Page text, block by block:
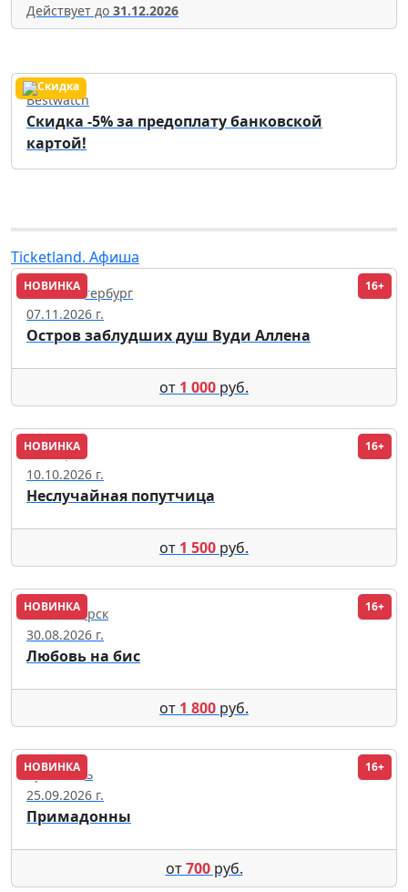
Действует до 31.12.2026
Bestwatch
Скидка -5% за предоплату банковской
картой!
Ticketland. Афиша
НОВИНКА 16+
Санкт-Петербург
07.11.2026 г.
Остров заблудших душ Вуди Аллена
от 1 000 руб.
НОВИНКА 16+
Липецк
10.10.2026 г.
Неслучайная попутчица
от 1 500 руб.
НОВИНКА 16+
Новосибирск
30.08.2026 г.
Любовь на бис
от 1 800 руб.
НОВИНКА 16+
Ярославль
25.09.2026 г.
Примадонны
от700руб.